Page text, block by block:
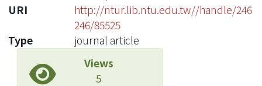
URI
http://ntur.lib.ntu.edu.tw//handle/246
246/85525
Type
journal article
Views
5